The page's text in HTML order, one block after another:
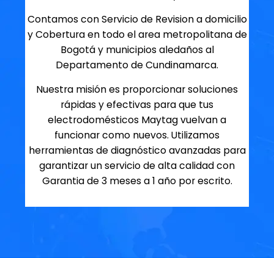
Contamos con Servicio de Revision a domicilio
y Cobertura en todo el area metropolitana de
Bogotá y municipios aledaños al
Departamento de Cundinamarca.
Nuestra misión es proporcionar soluciones
rápidas y efectivas para que tus
electrodomésticos Maytag vuelvan a
funcionar como nuevos. Utilizamos
herramientas de diagnóstico avanzadas para
garantizar un servicio de alta calidad con
Garantia de 3 meses a 1 año por escrito.